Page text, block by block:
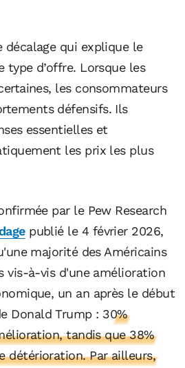
décalage qui explique le
type d’offre. Lorsque les
les consommateurs
défensifs. Ils
essentielles et
les prix les plus
par le Pew Research
publié le 4 février 2026,
majorité des Américains
vis-à-vis d'une amélioration
un an après le début
Donald Trump : 30%
tandis que 38%
détérioration. Par ailleurs,